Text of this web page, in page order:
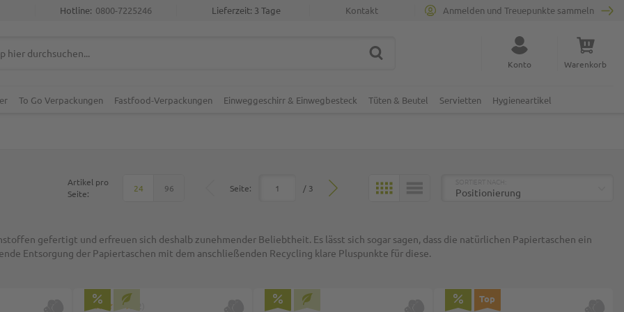
Kontakt
Lieferzeit: 3 Tage
Hotline: 0800-7225246 Anmelden und Treuepunkte sammeln
Suche schließen
SUCHE Konto Warenkorb
To Go Verpackungen Fastfood-Verpackungen Einweggeschirr & Einwegbesteck Tüten & Beutel Servietten Hygieneartikel
gefertigt und erfreuen sich deshalb zunehmender Beliebtheit. Es lässt sich sogar sagen, dass die natürlichen Papiertaschen ein
Entsorgung der Papiertaschen mit dem anschließenden Recycling klare Pluspunkte für diese.
Artikel pro
Seite:
24 96 Seite: / 3 KACHELN
Top